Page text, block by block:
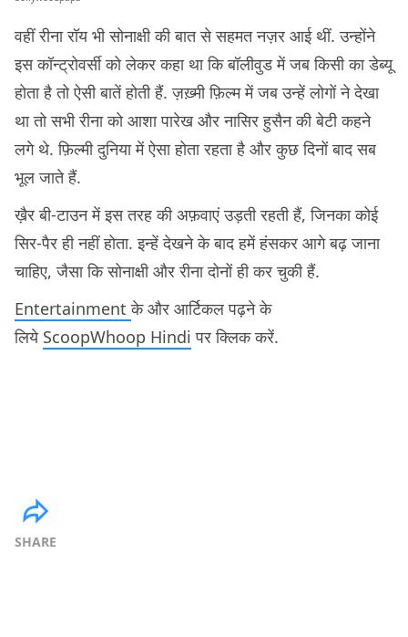
वहीं रीना रॉय भी सोनाक्षी की बात से सहमत नज़र आई थीं. उन्होंने
इस कॉन्ट्रोवर्सी को लेकर कहा था कि बॉलीवुड में जब किसी का डेब्यू
होता है तो ऐसी बातें होती हैं. ज़ख़्मी फ़िल्म में जब उन्हें लोगों ने देखा
था तो सभी रीना को आशा पारेख और नासिर हुसैन की बेटी कहने
लगे थे. फ़िल्मी दुनिया में ऐसा होता रहता है और कुछ दिनों बाद सब
भूल जाते हैं.
ख़ैर बी-टाउन में इस तरह की अफ़वाएं उड़ती रहती हैं, जिनका कोई
सिर-पैर ही नहीं होता. इन्हें देखने के बाद हमें हंसकर आगे बढ़ जाना
चाहिए, जैसा कि सोनाक्षी और रीना दोनों ही कर चुकी हैं.
Entertainmentके और आर्टिकल पढ़ने के
लिये ScoopWhoop Hindi पर क्लिक करें.
SHARE